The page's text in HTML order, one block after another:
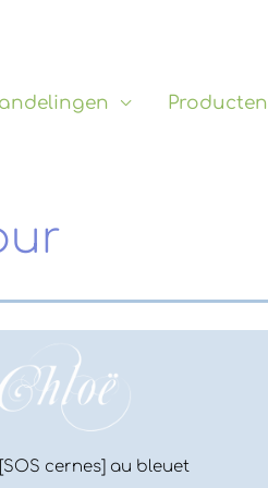
Producten
cernes] au bleuet